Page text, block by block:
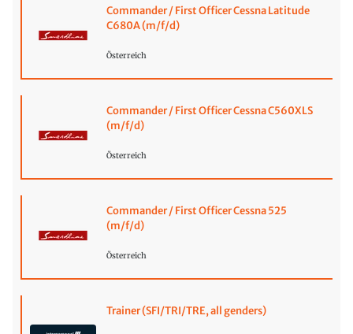
Commander / First Officer Cessna Latitude
C680A (m/f/d)
Österreich
Commander / First Officer Cessna C560XLS
(m/f/d)
Österreich
Commander / First Officer Cessna 525
(m/f/d)
Österreich
Trainer (SFI/TRI/TRE, all genders)